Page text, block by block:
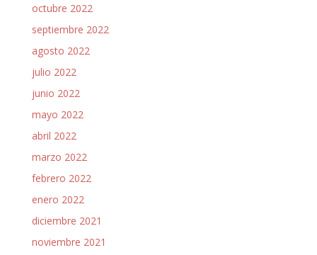
octubre 2022
septiembre 2022
agosto 2022
julio 2022
junio 2022
mayo 2022
abril 2022
marzo 2022
febrero 2022
enero 2022
diciembre 2021
noviembre 2021